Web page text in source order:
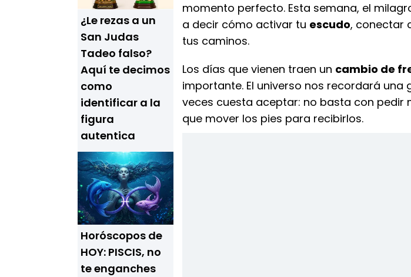
¿Le rezas a un
San Judas
Tadeo falso?
Aquí te decimos
como
identificar a la
figura
autentica
Horóscopos de
HOY: PISCIS, no
te enganches
momento perfecto. Esta semana, el
a decir cómo activar tu escudo, conectar
tus caminos.
Los días que vienen traen un cambio de
importante. El universo nos recordará una
veces cuesta aceptar: no basta con pedir
que mover los pies para recibirlos.